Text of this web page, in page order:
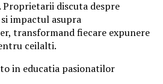
discuta despre
impactul asupra
transformand fiecare expunere
ceilalti.
in educatia pasionatilor